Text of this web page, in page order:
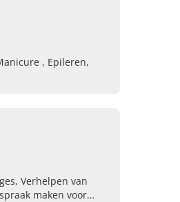
, Epileren,
Verhelpen van
maken voor